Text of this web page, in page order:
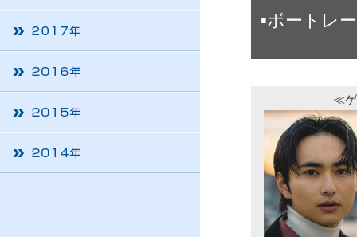
▪ボートレ
≪